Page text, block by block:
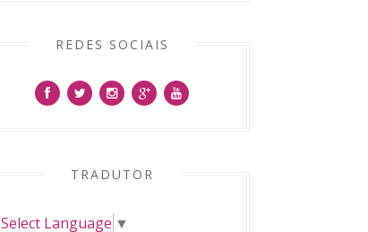
REDES SOCIAIS
TRADUTOR
Select Language ▼